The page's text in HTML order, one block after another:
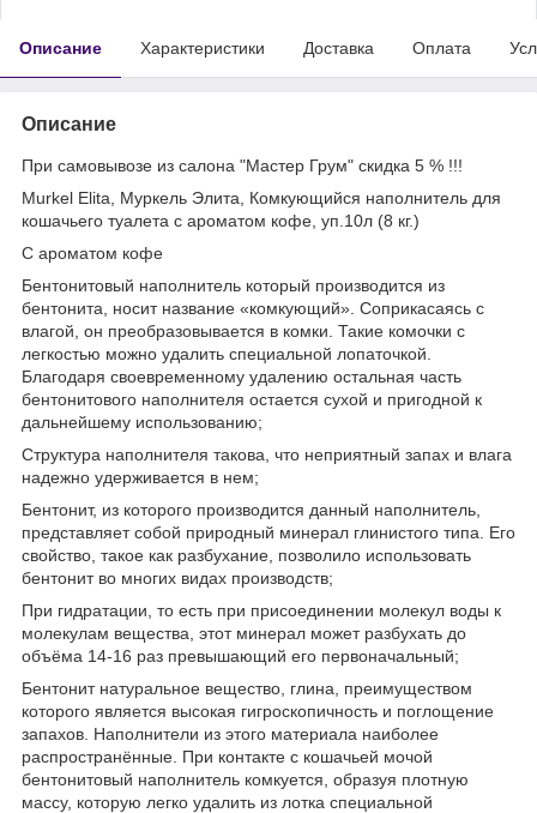
Описание Характеристики Доставка Оплата
Описание
При самовывозе из салона "Мастер Грум" скидка 5 % !!!
Murkel Elita, Муркель Элита, Комкующийся наполнитель для
кошачьего туалета с ароматом кофе, уп.10л (8 кг.)
С ароматом кофе
Бентонитовый наполнитель который производится из
бентонита, носит название «комкующий». Соприкасаясь с
влагой, он преобразовывается в комки. Такие комочки с
легкостью можно удалить специальной лопаточкой.
Благодаря своевременному удалению остальная часть
бентонитового наполнителя остается сухой и пригодной к
дальнейшему использованию;
Структура наполнителя такова, что неприятный запах и влага
надежно удерживается в нем;
Бентонит, из которого производится данный наполнитель,
представляет собой природный минерал глинистого типа. Его
свойство, такое как разбухание, позволило использовать
бентонит во многих видах производств;
При гидратации, то есть при присоединении молекул воды к
молекулам вещества, этот минерал может разбухать до
объёма 14-16 раз превышающий его первоначальный;
Бентонит натуральное вещество, глина, преимуществом
которого является высокая гигроскопичность и поглощение
запахов. Наполнители из этого материала наиболее
распространённые. При контакте с кошачьей мочой
бентонитовый наполнитель комкуется, образуя плотную
массу, которую легко удалить из лотка специальной